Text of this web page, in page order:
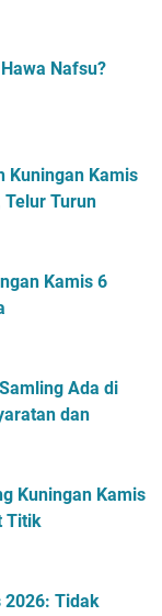
Nafsu?
Kuningan Kamis
Telur Turun
Kamis 6
Ada di
dan
Kuningan Kamis
Titik
2026: Tidak